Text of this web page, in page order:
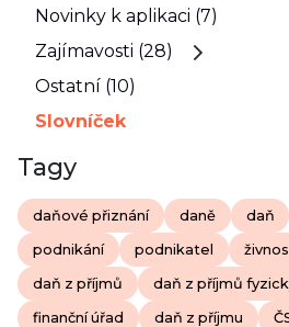
Novinky k aplikaci (7)
Zajímavosti (28)
Ostatní (10)
Slovníček
Tagy
daňové přiznání daně daň
podnikání podnikatel
daň z příjmů daň z příjmů
finanční úřad daň z příjmu